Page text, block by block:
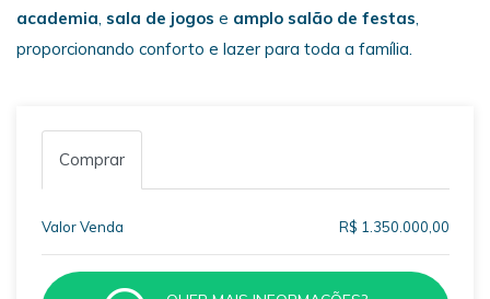
academia, sala de jogos e amplo salão de festas,
proporcionando conforto e lazer para toda a família.
Comprar
Valor Venda R$ 1.350.000,00